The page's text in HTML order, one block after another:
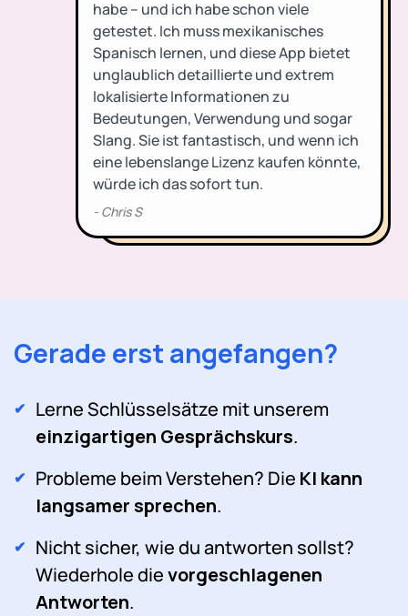
Gerade erst angefangen?
Lerne Schlüsselsätze mit unserem
einzigartigen Gesprächskurs.
Probleme beim Verstehen? Die KI kann
langsamer sprechen.
Nicht sicher, wie du antworten sollst?
Wiederhole dievorgeschlagenen
Antworten.